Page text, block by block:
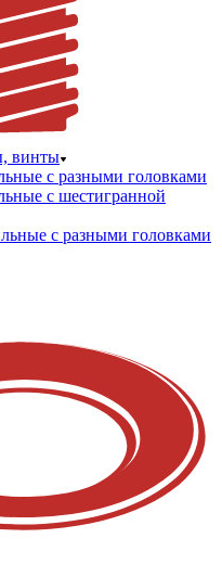
винты
с разными головками
с шестигранной
с разными головками